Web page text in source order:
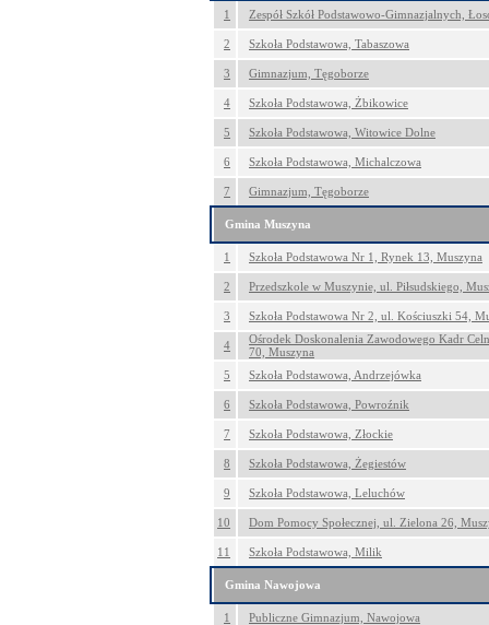
1 Zespół Szkół Podstawowo-Gimnazjalnych,
2 Szkoła Podstawowa, Tabaszowa
3 Gimnazjum, Tęgoborze
4 Szkoła Podstawowa, Żbikowice
5 Szkoła Podstawowa, Witowice Dolne
6 Szkoła Podstawowa, Michalczowa
7 Gimnazjum, Tęgoborze
Gmina Muszyna
1 Szkoła Podstawowa Nr 1, Rynek 13, Muszyna
2 Przedszkole w Muszynie, ul. Piłsudskiego,
3 Szkoła Podstawowa Nr 2, ul. Kościuszki 54,
4
Ośrodek Doskonalenia Zawodowego Kadr
70, Muszyna
5
Szkoła Podstawowa, Andrzejówka
6 Szkoła Podstawowa, Powroźnik
7 Szkoła Podstawowa, Złockie
8 Szkoła Podstawowa, Żegiestów
9 Szkoła Podstawowa, Leluchów
10 Dom Pomocy Społecznej, ul. Zielona 26,
11 Szkoła Podstawowa, Milik
Gmina Nawojowa
1 Publiczne Gimnazjum, Nawojowa